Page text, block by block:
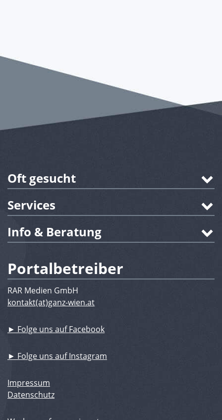
Oft gesucht
Services
Info & Beratung
Portalbetreiber
RAR Medien GmbH
kontakt(at)ganz-wien.at
► Folge uns auf Facebook
► Folge uns auf Instagram
Impressum
Datenschutz